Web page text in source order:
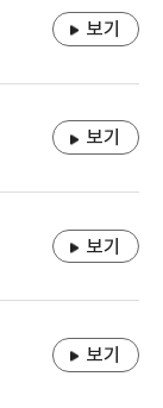
보기
보기
보기
보기